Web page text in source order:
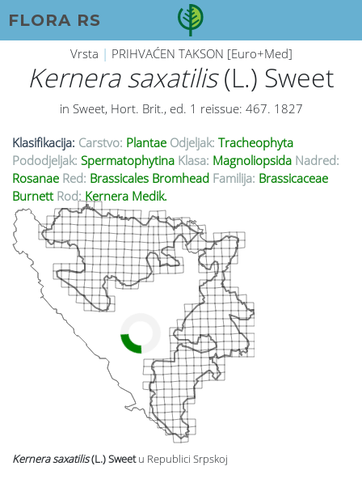
FLORA RS
Vrsta | PRIHVAĆEN TAKSON [Euro+Med]
Kernera saxatilis(L.) Sweet
in Sweet, Hort. Brit., ed. 1 reissue: 467. 1827
Klasifikacija: Carstvo: Plantae Odjeljak: Tracheophyta
Pododjeljak: Spermatophytina Klasa: Magnoliopsida Nadred:
Rosanae Red: Brassicales Bromhead Familija: Brassicaceae
Burnett Rod: Kernera Medik.
Kernera saxatilis(L.) Sweet u Republici Srpskoj